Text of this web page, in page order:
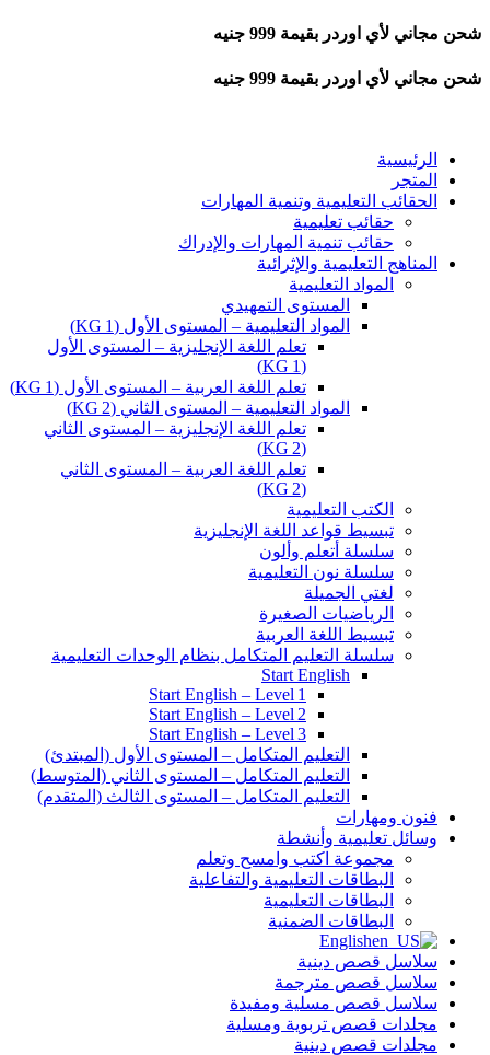
شحن مجاني لأي اوردر بقيمة 999 جنيه
شحن مجاني لأي اوردر بقيمة 999 جنيه
الرئيسية
المتجر
الحقائب التعليمية وتنمية المهارات
حقائب تعليمية
حقائب تنمية المهارات والإدراك
المناهج التعليمية والإثرائية
المواد التعليمية
المستوى التمهيدي
المواد التعليمية – المستوى الأول (KG 1)
تعلم اللغة الإنجليزية – المستوى الأول
(KG 1)
تعلم اللغة العربية – المستوى الأول (KG 1)
المواد التعليمية – المستوى الثاني (KG 2)
تعلم اللغة الإنجليزية – المستوى الثاني
(KG 2)
تعلم اللغة العربية – المستوى الثاني
(KG 2)
الكتب التعليمية
تبسيط قواعد اللغة الإنجليزية
سلسلة أتعلم وألون
سلسلة نون التعليمية
لغتي الجميلة
الرياضيات الصغيرة
تبسيط اللغة العربية
سلسلة التعليم المتكامل بنظام الوحدات التعليمية
Start English
Start English – Level 1
Start English – Level 2
Start English – Level 3
التعليم المتكامل – المستوى الأول (المبتدئ)
التعليم المتكامل – المستوى الثاني (المتوسط)
التعليم المتكامل – المستوى الثالث (المتقدم)
فنون ومهارات
وسائل تعليمية وأنشطة
مجموعة اكتب وامسح وتعلم
البطاقات التعليمية والتفاعلية
البطاقات التعليمية
البطاقات الضمنية
English
سلاسل قصص دينية
سلاسل قصص مترجمة
سلاسل قصص مسلية ومفيدة
مجلدات قصص تربوية ومسلية
مجلدات قصص دينية